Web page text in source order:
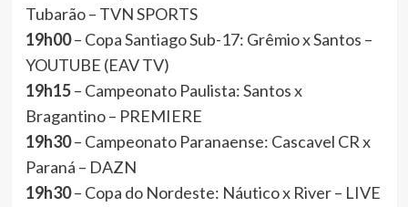
Tubarão – TVN SPORTS
19h00– Copa Santiago Sub-17: Grêmio x Santos –
YOUTUBE (EAV TV)
19h15– Campeonato Paulista: Santos x
Bragantino – PREMIERE
19h30– Campeonato Paranaense: Cascavel CR x
Paraná – DAZN
19h30– Copa do Nordeste: Náutico x River – LIVE